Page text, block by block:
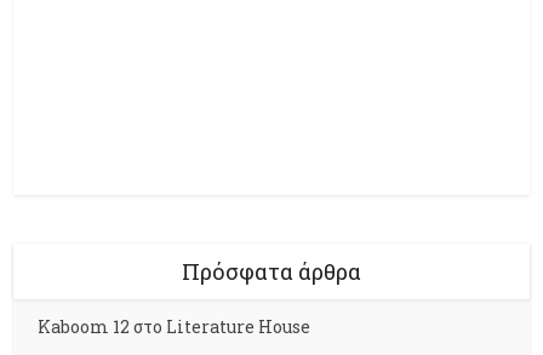
Πρόσφατα άρθρα
Kaboom 12 στο Literature House